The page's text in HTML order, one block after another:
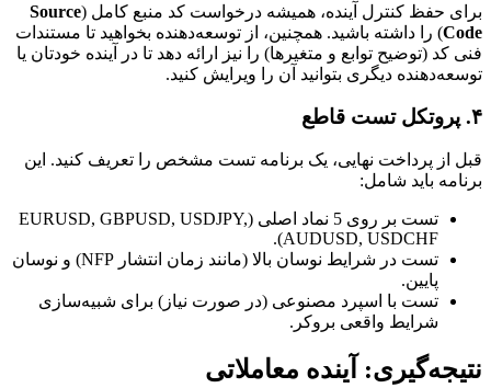
برای حفظ کنترل آینده، همیشه درخواست کد منبع کامل (Source
Code) را داشته باشید. همچنین، از توسعه‌دهنده بخواهید تا مستندات
فنی کد (توضیح توابع و متغیرها) را نیز ارائه دهد تا در آینده خودتان یا
توسعه‌دهنده دیگری بتوانید آن را ویرایش کنید.
۴. پروتکل تست قاطع
قبل از پرداخت نهایی، یک برنامه تست مشخص را تعریف کنید. این
برنامه باید شامل:
تست بر روی 5 نماد اصلی (EURUSD, GBPUSD, USDJPY,
AUDUSD, USDCHF).
تست در شرایط نوسان بالا (مانند زمان انتشار NFP) و نوسان
پایین.
تست با اسپرد مصنوعی (در صورت نیاز) برای شبیه‌سازی
شرایط واقعی بروکر.
نتیجه‌گیری: آینده معاملاتی